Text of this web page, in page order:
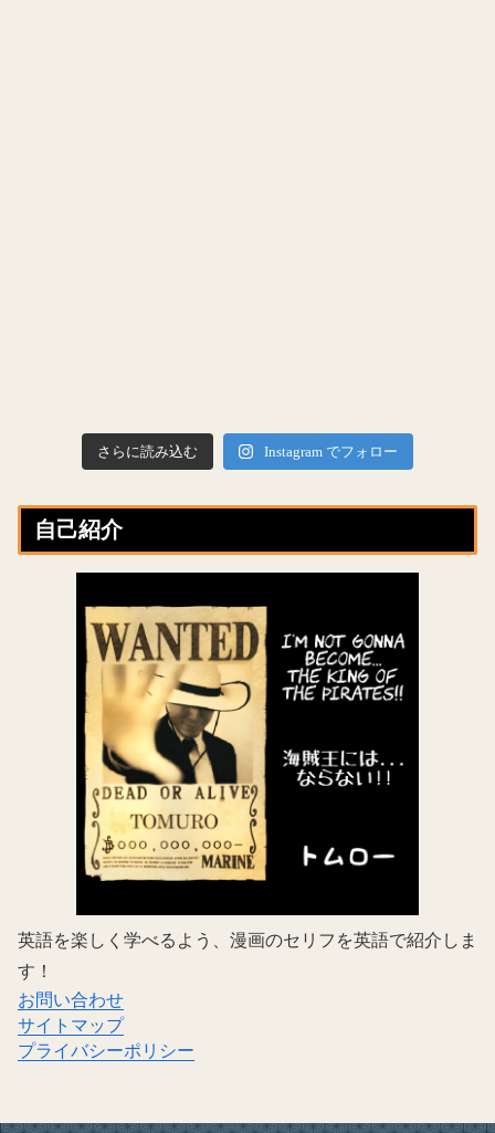
さらに読み込む Instagram でフォロー
自己紹介
英語を楽しく学べるよう、漫画のセリフを英語で紹介しま
す！
お問い合わせ
サイトマップ
プライバシーポリシー